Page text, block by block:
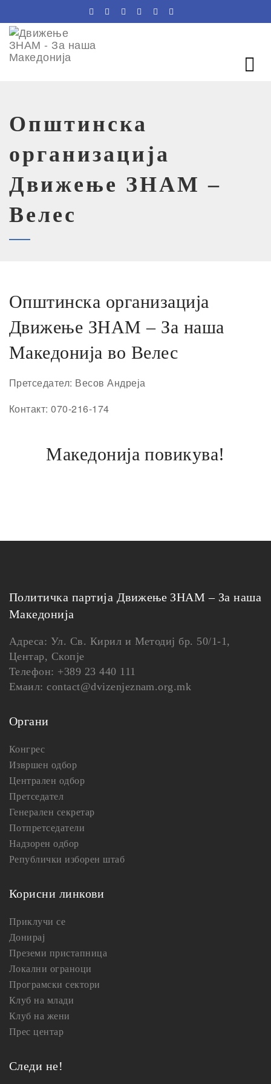
Општинска
организација
Движење ЗНАМ –
Велес
Општинска организација
Движење ЗНАМ – За наша
Македонија во Велес
Претседател: Весов Андреја
Контакт: 070-216-174
Македонија повикува!
Политичка партија Движење ЗНАМ – За наша
Македонија
Адреса: Ул. Св. Кирил и Методиј бр. 50/1-1,
Центар, Скопје
Телефон: +389 23 440 111
Емаил: contact@dvizenjeznam.org.mk
Органи
Конгрес
Извршен одбор
Централен одбор
Претседател
Генерален секретар
Потпретседатели
Надзорен одбор
Републички изборен штаб
Корисни линкови
Приклучи се
Донирај
Преземи пристапница
Локални ограноци
Програмски сектори
Клуб на млади
Клуб на жени
Прес центар
Следи не!